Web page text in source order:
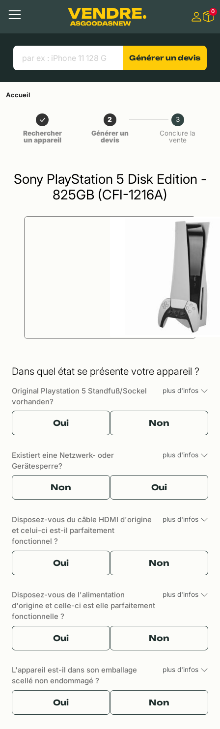
Contenu principal
Menu
Liens utiles
0
Générer un devis
Accueil
Rechercher
un appareil
2
Générer un
devis
3
Conclure la
vente
Sony PlayStation 5 Disk Edition -
825GB (CFI-1216A)
Dans quel état se présente votre appareil ?
Original Playstation 5 Standfuß/Sockel
vorhanden?
plus d'infos
Oui Non
Existiert eine Netzwerk- oder
Gerätesperre?
plus d'infos
Non Oui
Disposez-vous du câble HDMI d'origine
et celui-ci est-il parfaitement
fonctionnel ?
plus d'infos
Oui Non
Disposez-vous de l'alimentation
d'origine et celle-ci est elle parfaitement
fonctionnelle ?
plus d'infos
Oui Non
L'appareil est-il dans son emballage
scellé non endommagé ?
plus d'infos
Oui Non